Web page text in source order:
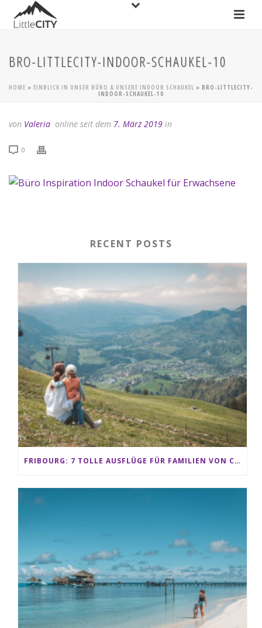
BRO-LITTLECITY-INDOOR-SCHAUKEL-10
HOME » EINBLICK IN UNSER BÜRO & UNSERE INDOOR SCHAUKEL » BRO-LITTLECITY-
INDOOR-SCHAUKEL-10
von Valeria online seit dem 7. März 2019 in
0
RECENT POSTS
FRIBOURG: 7 TOLLE AUSFLÜGE FÜR FAMILIEN VON CHARMEY BIS LES PACCOTS